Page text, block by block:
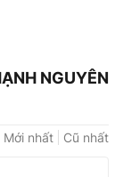
NGUYÊN
Mới nhất Cũ nhất